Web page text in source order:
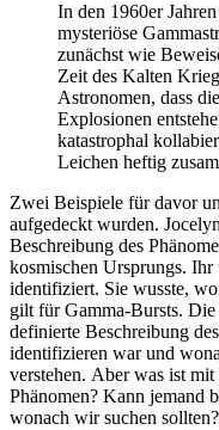
In den 1960er
mysteriöse
zunächst wie
Zeit des Kalten
Astronomen, dass
Explosionen
katastrophal
Leichen heftig
Zwei Beispiele für davor
aufgedeckt wurden.
Beschreibung des
kosmischen Ursprungs.
identifiziert. Sie wusste,
gilt für Gamma-Bursts. Die
definierte Beschreibung
identifizieren war und
verstehen. Aber was ist
Phänomen? Kann jemand
wonach wir suchen